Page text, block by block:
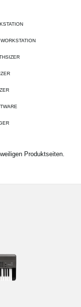
Produktseiten.